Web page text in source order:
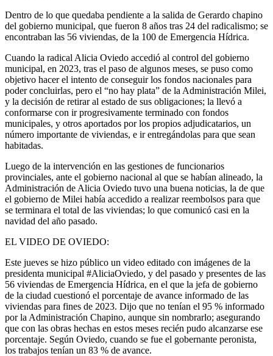
Dentro de lo que quedaba pendiente a la salida de Gerardo chapino
del gobierno municipal, que fueron 8 años tras 24 del radicalismo; se
encontraban las 56 viviendas, de la 100 de Emergencia Hídrica.
Cuando la radical Alicia Oviedo accedió al control del gobierno
municipal, en 2023, tras el paso de algunos meses, se puso como
objetivo hacer el intento de conseguir los fondos nacionales para
poder concluirlas, pero el “no hay plata” de la Administración Milei,
y la decisión de retirar al estado de sus obligaciones; la llevó a
conformarse con ir progresivamente terminado con fondos
municipales, y otros aportados por los propios adjudicatarios, un
número importante de viviendas, e ir entregándolas para que sean
habitadas.
Luego de la intervención en las gestiones de funcionarios
provinciales, ante el gobierno nacional al que se habían alineado, la
Administración de Alicia Oviedo tuvo una buena noticias, la de que
el gobierno de Milei había accedido a realizar reembolsos para que
se terminara el total de las viviendas; lo que comunicó casi en la
navidad del año pasado.
EL VIDEO DE OVIEDO:
Este jueves se hizo público un video editado con imágenes de la
presidenta municipal #AliciaOviedo, y del pasado y presentes de las
56 viviendas de Emergencia Hídrica, en el que la jefa de gobierno
de la ciudad cuestionó el porcentaje de avance informado de las
viviendas para fines de 2023. Dijo que no tenían el 95 % informado
por la Administración Chapino, aunque sin nombrarlo; asegurando
que con las obras hechas en estos meses recién pudo alcanzarse ese
porcentaje. Según Oviedo, cuando se fue el gobernante peronista,
los trabajos tenían un 83 % de avance.